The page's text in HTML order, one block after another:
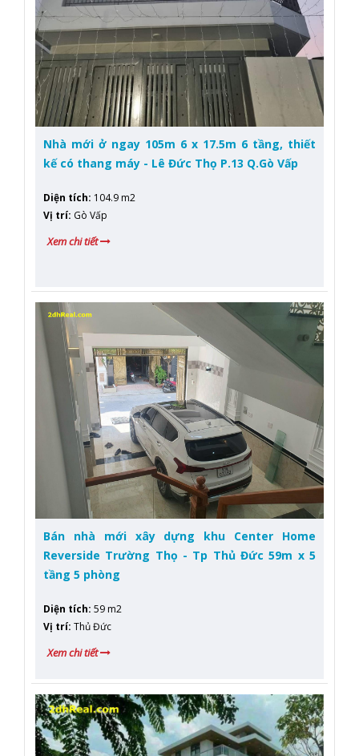
Nhà mới ở ngay 105m 6 x 17.5m 6 tầng, thiết
kế có thang máy - Lê Đức Thọ P.13 Q.Gò Vấp
Diện tích: 104.9 m2
Vị trí: Gò Vấp
Xem chi tiết
Bán nhà mới xây dựng khu Center Home
Reverside Trường Thọ - Tp Thủ Đức 59m x 5
tầng 5 phòng
Diện tích: 59 m2
Vị trí: Thủ Đức
Xem chi tiết